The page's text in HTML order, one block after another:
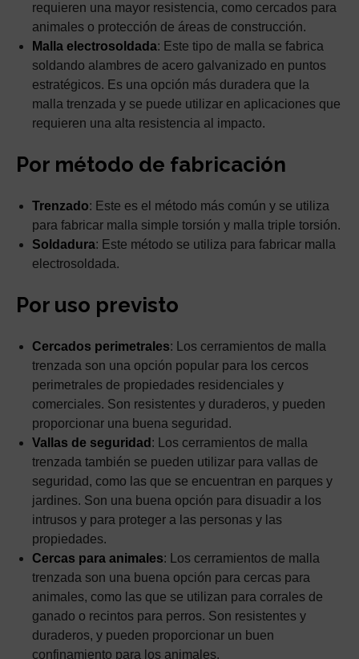
requieren una mayor resistencia, como cercados para
animales o protección de áreas de construcción.
Malla electrosoldada: Este tipo de malla se fabrica
soldando alambres de acero galvanizado en puntos
estratégicos. Es una opción más duradera que la
malla trenzada y se puede utilizar en aplicaciones que
requieren una alta resistencia al impacto.
Por método de fabricación
Trenzado: Este es el método más común y se utiliza
para fabricar malla simple torsión y malla triple torsión.
Soldadura: Este método se utiliza para fabricar malla
electrosoldada.
Por uso previsto
Cercados perimetrales: Los cerramientos de malla
trenzada son una opción popular para los cercos
perimetrales de propiedades residenciales y
comerciales. Son resistentes y duraderos, y pueden
proporcionar una buena seguridad.
Vallas de seguridad : Los cerramientos de malla
trenzada también se pueden utilizar para vallas de
seguridad, como las que se encuentran en parques y
jardines. Son una buena opción para disuadir a los
intrusos y para proteger a las personas y las
propiedades.
Cercas para animales: Los cerramientos de malla
trenzada son una buena opción para cercas para
animales, como las que se utilizan para corrales de
ganado o recintos para perros. Son resistentes y
duraderos, y pueden proporcionar un buen
confinamiento para los animales.